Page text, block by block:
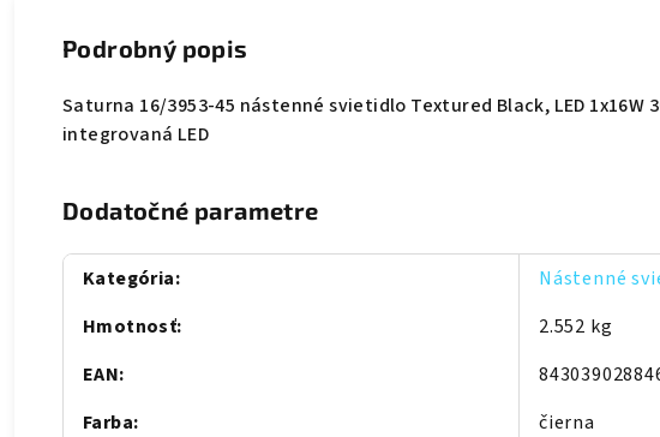
Podrobný popis
Saturna 16/3953-45 nástenné svietidlo Textured Black, LED 1x16W
integrovaná LED
Dodatočné parametre
Kategória:
Nástenné
Hmotnosť:
2.552 kg
EAN:
Farba: čierna